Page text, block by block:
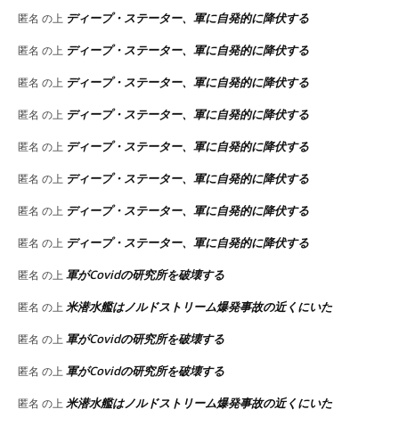
匿名 の上 ディープ・ステーター、軍に自発的に降伏する
匿名 の上 ディープ・ステーター、軍に自発的に降伏する
匿名 の上 ディープ・ステーター、軍に自発的に降伏する
匿名 の上 ディープ・ステーター、軍に自発的に降伏する
匿名 の上 ディープ・ステーター、軍に自発的に降伏する
匿名 の上 ディープ・ステーター、軍に自発的に降伏する
匿名 の上 ディープ・ステーター、軍に自発的に降伏する
匿名 の上 ディープ・ステーター、軍に自発的に降伏する
匿名 の上軍がCovidの研究所を破壊する
匿名 の上米潜水艦はノルドストリーム爆発事故の近くにいた
匿名 の上軍がCovidの研究所を破壊する
匿名 の上軍がCovidの研究所を破壊する
匿名 の上米潜水艦はノルドストリーム爆発事故の近くにいた